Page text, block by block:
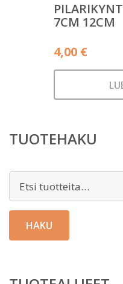
7CM 12CM
4,00 €
TUOTEHAKU
HAKU